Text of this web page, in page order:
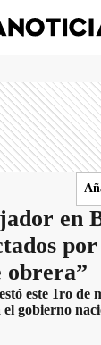
en
obrera”
este 1ro de
el gobierno